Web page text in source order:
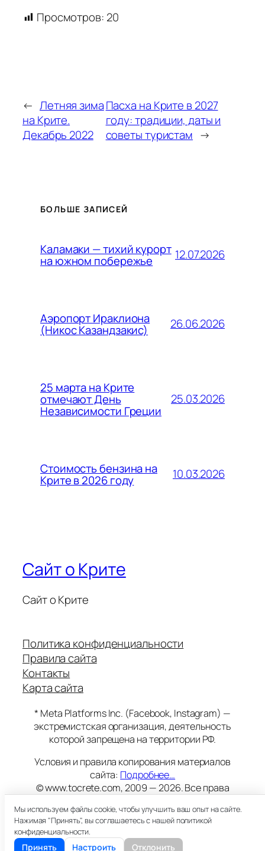
Просмотров: 20
← Летняя зима
на Крите.
Декабрь 2022
Пасха на Крите в 2027
году: традиции, даты и
советы туристам →
БОЛЬШЕ ЗАПИСЕЙ
Каламаки — тихий курорт
на южном побережье 12.07.2026
Аэропорт Ираклиона
(Никос Казандзакис) 26.06.2026
25 марта на Крите
отмечают День
Независимости Греции
25.03.2026
Стоимость бензина на
Крите в 2026 году 10.03.2026
Сайт о Крите
Сайт о Крите
Политика конфиденциальности
Правила сайта
Контакты
Карта сайта
* Meta Platforms Inc. (Facebook, Instagram) —
экстремистская организация, деятельность
которой запрещена на территории РФ.
Условия и правила копирования материалов
сайта: Подробнее…
© www.tocrete.com, 2009 — 2026. Все права
Этот сайт работает на хостингеTimeweb
18+
Мы используем файлы cookie, чтобы улучшить ваш опыт на сайте.
Нажимая "Принять", вы соглашаетесь с нашей политикой
конфиденциальности.
Принять Настроить Отклонить